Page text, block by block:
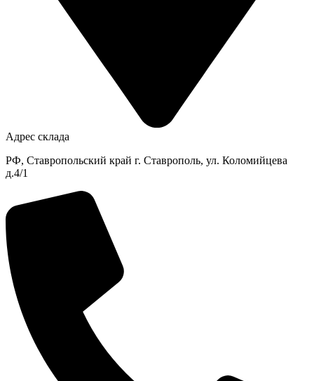
Адрес склада
РФ, Ставропольский край г. Ставрополь, ул. Коломийцева
д.4/1